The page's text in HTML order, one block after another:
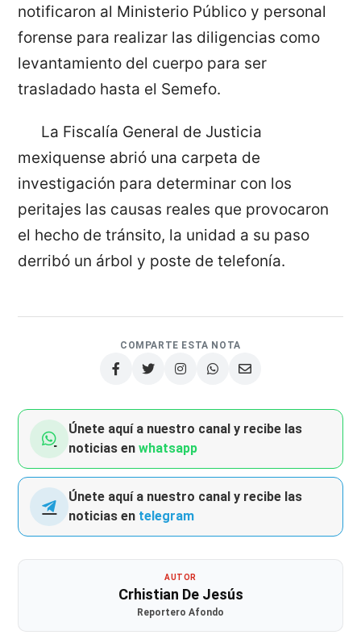
notificaron al Ministerio Público y personal
forense para realizar las diligencias como
levantamiento del cuerpo para ser
trasladado hasta el Semefo.
La Fiscalía General de Justicia
mexiquense abrió una carpeta de
investigación para determinar con los
peritajes las causas reales que provocaron
el hecho de tránsito, la unidad a su paso
derribó un árbol y poste de telefonía.
COMPARTE ESTA NOTA
Únete aquí a nuestro canal y recibe las
noticias enwhatsapp
Únete aquí a nuestro canal y recibe las
noticias en telegram
AUTOR
Crhistian De Jesús
Reportero Afondo